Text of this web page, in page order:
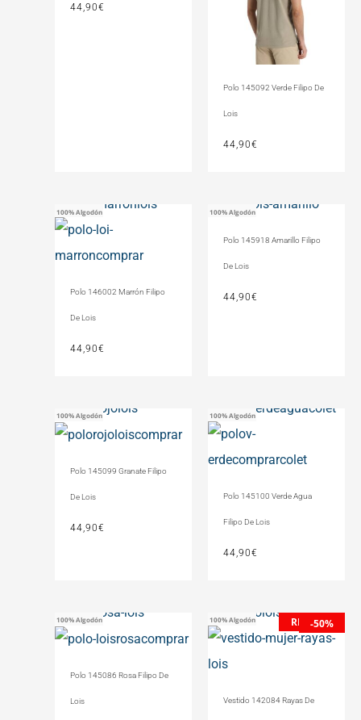
44,90€
Polo 145092 Verde Filipo De
Lois
44,90€
100% Algodón
Polo 146002 Marrón Filipo
De Lois
44,90€
100% Algodón
Polo 145918 Amarillo Filipo
De Lois
44,90€
100% Algodón
Polo 145099 Granate Filipo
De Lois
44,90€
100% Algodón
Polo 145100 Verde Agua
Filipo De Lois
44,90€
100% Algodón
Polo 145086 Rosa Filipo De
Lois
100% Algodón REBAJAS
-50%
Vestido 142084 Rayas De
precio
74,99€.
El
precio
37,49€.